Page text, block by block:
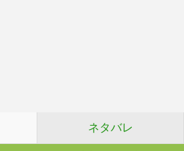
ネタバレ